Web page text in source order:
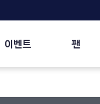
이벤트 팬